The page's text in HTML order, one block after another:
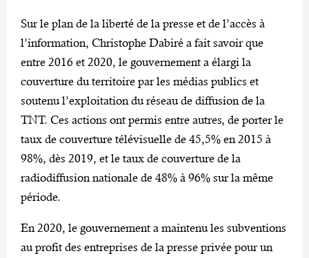
Sur le plan de la liberté de la presse et de l’accès à
l’information, Christophe Dabiré a fait savoir que
entre 2016 et 2020, le gouvernement a élargi la
couverture du territoire par les médias publics et
soutenu l’exploitation du réseau de diffusion de la
TNT. Ces actions ont permis entre autres, de porter le
taux de couverture télévisuelle de 45,5% en 2015 à
98%, dès 2019, et le taux de couverture de la
radiodiffusion nationale de 48% à 96% sur la même
période.
En 2020, le gouvernement a maintenu les subventions
au profit des entreprises de la presse privée pour un